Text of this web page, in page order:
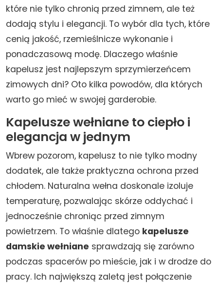
które nie tylko chronią przed zimnem, ale też
dodają stylu i elegancji. To wybór dla tych, które
cenią jakość, rzemieślnicze wykonanie i
ponadczasową modę. Dlaczego właśnie
kapelusz jest najlepszym sprzymierzeńcem
zimowych dni? Oto kilka powodów, dla których
warto go mieć w swojej garderobie.
Kapelusze wełniane to ciepło i
elegancja w jednym
Wbrew pozorom, kapelusz to nie tylko modny
dodatek, ale także praktyczna ochrona przed
chłodem. Naturalna wełna doskonale izoluje
temperaturę, pozwalając skórze oddychać i
jednocześnie chroniąc przed zimnym
powietrzem. To właśnie dlatego kapelusze
damskie wełniane sprawdzają się zarówno
podczas spacerów po mieście, jak i w drodze do
pracy. Ich największą zaletą jest połączenie